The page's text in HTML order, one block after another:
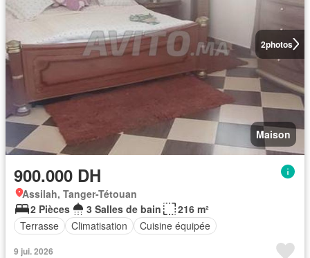
2photos
Maison
900.000 DH
Assilah, Tanger-Tétouan
2 Pièces
3 Salles de bain
216 m²
Terrasse
Climatisation Cuisine équipée
9 jui. 2026